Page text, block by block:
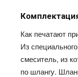
Как печатают
Из
смеситель, из
по шлангу.